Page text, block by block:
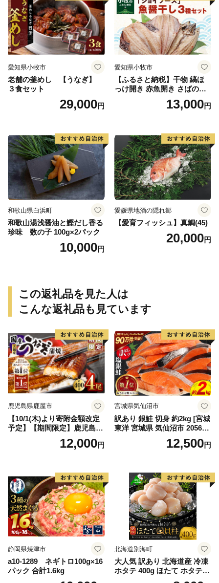
愛知県小牧市
老舗の釜めし 【うなぎ】
３食セット
29,000円
愛知県小牧市
【ふるさと納税】干物 縞ほ
っけ開き 赤魚開き さばの開
き 魚醤干し 3種 セット 詰め
合わせ 魚 おかず 肉厚 おいし
取り寄せグルメ 魚醤 ナンプ
ラー 愛知県 小牧市 冷凍 送料
無料
13,000円
和歌山県白浜町
和歌山湯浅醤油と鰹だし香る
珍味 数の子 100g×2パック
10,000円
愛媛県地酒の隠れ郷
【愛育フィッシュ】真鯛(45)
20,000円
この返礼品を見た人は
こんな返礼品も見ています
鹿児島県鹿屋市
【10/1(木)より寄附金額改定
予定】【期間限定】鹿児島県
大隅産うなぎ蒲焼4尾（400
g） KN007-02312,000円
宮城県気仙沼市
訳あり 銀鮭 切身 約2kg [宮城
東洋 宮城県 気仙沼市 205649
91] 鮭 魚介類 海鮮 訳アリ 規
格外 不揃い さけ サケ 鮭切身
切り身 魚 わけあり
12,500円
静岡県焼津市
a10-1289 ネギトロ100g×16
パック 合計1.6kg
北海道別海町
大人気 訳あり 北海道産 冷凍
ホタテ 400g ほたて ホタテ